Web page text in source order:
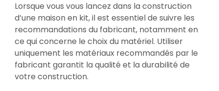
Lorsque vous vous lancez dans la construction
d’une maison en kit, il est essentiel de suivre les
recommandations du fabricant, notamment en
ce qui concerne le choix du matériel. Utiliser
uniquement les matériaux recommandés par le
fabricant garantit la qualité et la durabilité de
votre construction.